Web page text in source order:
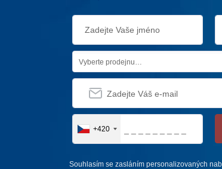
Vyberte prodejnu…
+420
Souhlasím se zasláním personalizovaných